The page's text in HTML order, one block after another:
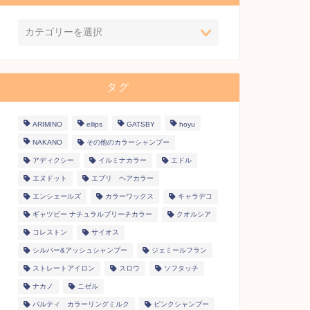
タグ
ARIMINO ellips GATSBY hoyu
NAKANO その他のカラーシャンプー
アディクシー イルミナカラー エドル
エヌドット エブリ ヘアカラー
エンシェールズ カラーワックス キャラデコ
ギャツビー ナチュラルブリーチカラー クオルシア
コレストン サイオス
シルバー&アッシュシャンプー ジェミールフラン
ストレートアイロン スロウ ソフタッチ
ナカノ ニゼル
パルティ カラーリングミルク ピンクシャンプー